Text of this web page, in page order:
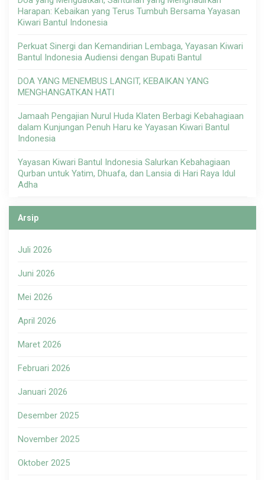
Harapan: Kebaikan yang Terus Tumbuh Bersama Yayasan
Kiwari Bantul Indonesia
Perkuat Sinergi dan Kemandirian Lembaga, Yayasan Kiwari
Bantul Indonesia Audiensi dengan Bupati Bantul
DOA YANG MENEMBUS LANGIT, KEBAIKAN YANG
MENGHANGATKAN HATI
Jamaah Pengajian Nurul Huda Klaten Berbagi Kebahagiaan
dalam Kunjungan Penuh Haru ke Yayasan Kiwari Bantul
Indonesia
Yayasan Kiwari Bantul Indonesia Salurkan Kebahagiaan
Qurban untuk Yatim, Dhuafa, dan Lansia di Hari Raya Idul
Adha
Arsip
Juli 2026
Juni 2026
Mei 2026
April 2026
Maret 2026
Februari 2026
Januari 2026
Desember 2025
November 2025
Oktober 2025